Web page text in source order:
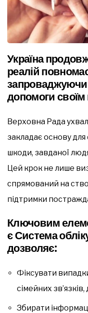
Україна
реалій
запроваджуючи
допомоги
Верховна Рада
закладає основу
шкоди, завданої
Цей крок не лише
спрямований на
підтримки
Ключовим
єСистема
дозволяє:
Фіксувати
сімейних
Збирати